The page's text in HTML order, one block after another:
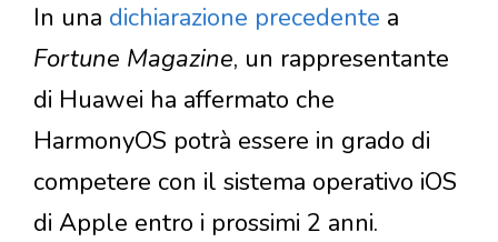
In una dichiarazione precedente a
Fortune Magazine, un rappresentante
di Huawei ha affermato che
HarmonyOS potrà essere in grado di
competere con il sistema operativo iOS
di Apple entro i prossimi 2 anni.